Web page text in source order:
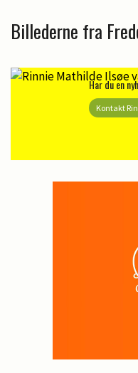
Billederne fra
Har du en
Kontakt